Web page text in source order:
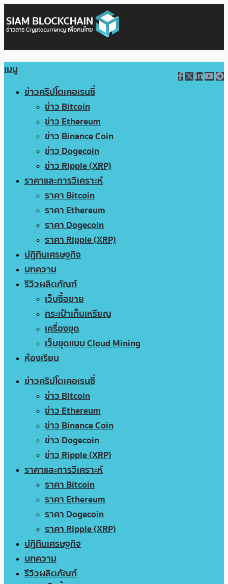
เมนู
ข่าวคริปโตเคอเรนซี่
ข่าว Bitcoin
ข่าว Ethereum
ข่าว Binance Coin
ข่าว Dogecoin
ข่าว Ripple (XRP)
ราคาและการวิเคราะห์
ราคา Bitcoin
ราคา Ethereum
ราคา Dogecoin
ราคา Ripple (XRP)
ปฏิทินเศรษฐกิจ
บทความ
รีวิวผลิตภัณฑ์
เว็บซื้อขาย
กระเป๋าเก็บเหรียญ
เครื่องขุด
เว็บขุดแบบ Cloud Mining
ห้องเรียน
ข่าวคริปโตเคอเรนซี่
ข่าว Bitcoin
ข่าว Ethereum
ข่าว Binance Coin
ข่าว Dogecoin
ข่าว Ripple (XRP)
ราคาและการวิเคราะห์
ราคา Bitcoin
ราคา Ethereum
ราคา Dogecoin
ราคา Ripple (XRP)
ปฏิทินเศรษฐกิจ
บทความ
รีวิวผลิตภัณฑ์